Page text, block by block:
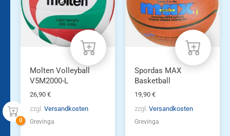
Molten Volleyball
V5M2000-L
26,90 €
zzgl. Versandkosten
Grevinga
Spordas MAX
Basketball
19,90 €
zzgl. Versandkosten
Grevinga